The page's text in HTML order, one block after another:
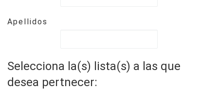
Apellidos
Selecciona la(s) lista(s) a las que
desea pertnecer: